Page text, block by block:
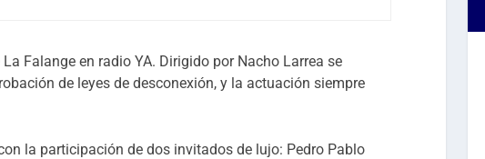
Falange en radio YA. Dirigido por Nacho Larrea se
de leyes de desconexión, y la actuación siempre
la participación de dos invitados de lujo: Pedro Pablo